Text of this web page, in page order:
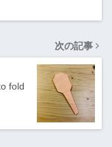
次の記事
fold